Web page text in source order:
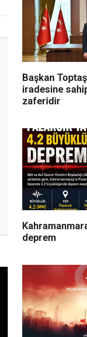
Başkan
iradesine
zaferidir
deprem